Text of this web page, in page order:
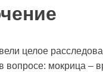
целое
вопросе: мокрица –